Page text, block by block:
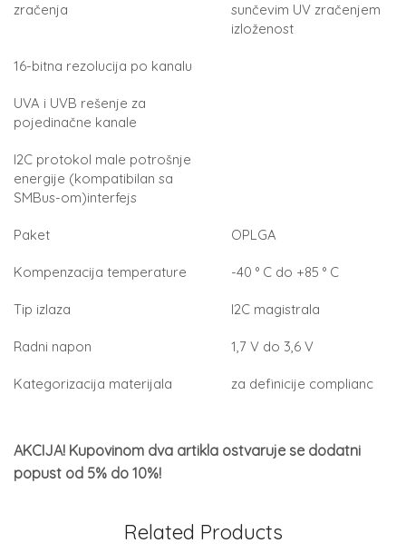
zračenja
sunčevim UV zračenjem
izloženost
16-bitna rezolucija po kanalu
UVA i UVB rešenje za
pojedinačne kanale
I2C protokol male potrošnje
energije (kompatibilan sa
SMBus-om)interfejs
Paket OPLGA
Kompenzacija temperature -40 ° C do +85 ° C
Tip izlaza I2C magistrala
Radni napon 1,7 V do 3,6 V
Kategorizacija materijala za definicije complianc
AKCIJA! Kupovinom dva artikla ostvaruje se dodatni
popust od 5% do 10%!
Related Products